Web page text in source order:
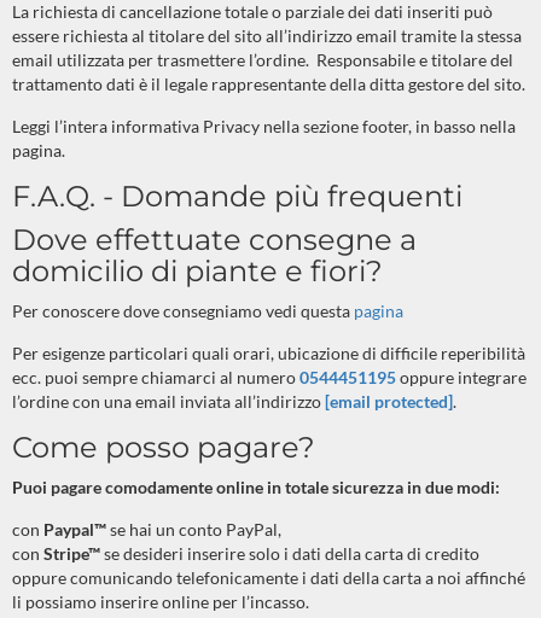
La richiesta di cancellazione totale o parziale dei dati inseriti può
essere richiesta al titolare del sito all’indirizzo email tramite la stessa
email utilizzata per trasmettere l’ordine. Responsabile e titolare del
trattamento dati è il legale rappresentante della ditta gestore del sito.
Leggi l’intera informativa Privacy nella sezione footer, in basso nella
pagina.
F.A.Q. - Domande più frequenti
Dove effettuate consegne a
domicilio di piante e fiori?
Per conoscere dove consegniamo vedi questa pagina
Per esigenze particolari quali orari, ubicazione di difficile reperibilità
ecc. puoi sempre chiamarci al numero0544451195oppure integrare
l’ordine con una email inviata all’indirizzo[email protected].
Come posso pagare?
Puoi pagare comodamente online in totale sicurezza in due modi:
con Paypal™se hai un conto PayPal,
con Stripe™se desideri inserire solo i dati della carta di credito
oppure comunicando telefonicamente i dati della carta a noi affinché
li possiamo inserire online per l’incasso.